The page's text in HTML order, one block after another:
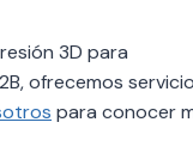
3D para
ofrecemos
para conocer